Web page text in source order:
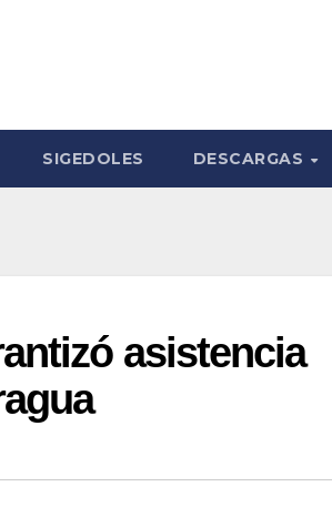
SIGEDOLES DESCARGAS
asistencia